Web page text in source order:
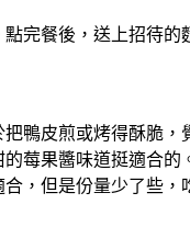
完餐後，送上招待
鴨皮煎或烤得酥脆
莓果醬味道挺適合
，但是份量少了些，